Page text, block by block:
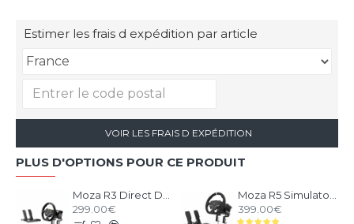
Estimer les frais d expédition par article
VOIR LES FRAIS D EXPÉDITION
PLUS D'OPTIONS POUR CE PRODUIT
299.00€
399.00€